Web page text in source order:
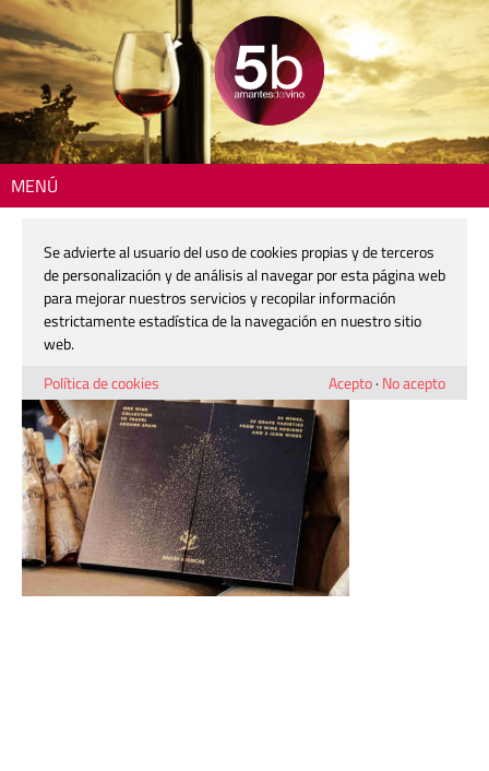
MENÚ
251028-calendario-adviento-raices-
ibericas-02
28 octubre, 2025
Se advierte al usuario del uso de cookies propias y de terceros
de personalización y de análisis al navegar por esta página web
para mejorar nuestros servicios y recopilar información
estrictamente estadística de la navegación en nuestro sitio
web.
Política de cookies
Acepto· No acepto